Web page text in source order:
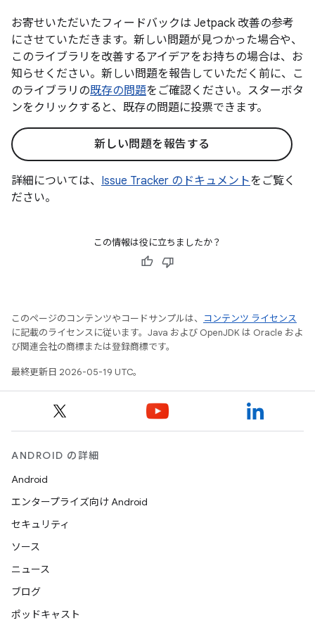
お寄せいただいたフィードバックは Jetpack 改善の参考
にさせていただきます。新しい問題が見つかった場合や、
このライブラリを改善するアイデアをお持ちの場合は、お
知らせください。新しい問題を報告していただく前に、こ
のライブラリの既存の問題をご確認ください。スターボタ
ンをクリックすると、既存の問題に投票できます。
新しい問題を報告する
詳細については、 Issue Tracker のドキュメントをご覧く
ださい。
この情報は役に立ちましたか？
このページのコンテンツやコードサンプルは、
コンテンツ ライセンス
に記載のライセンスに従います。Java および OpenJDK は Oracle およ
び関連会社の商標または登録商標です。
最終更新日 2026-05-19 UTC。
ANDROID の詳細
Android
エンタープライズ向け Android
セキュリティ
ソース
ニュース
ブログ
ポッドキャスト